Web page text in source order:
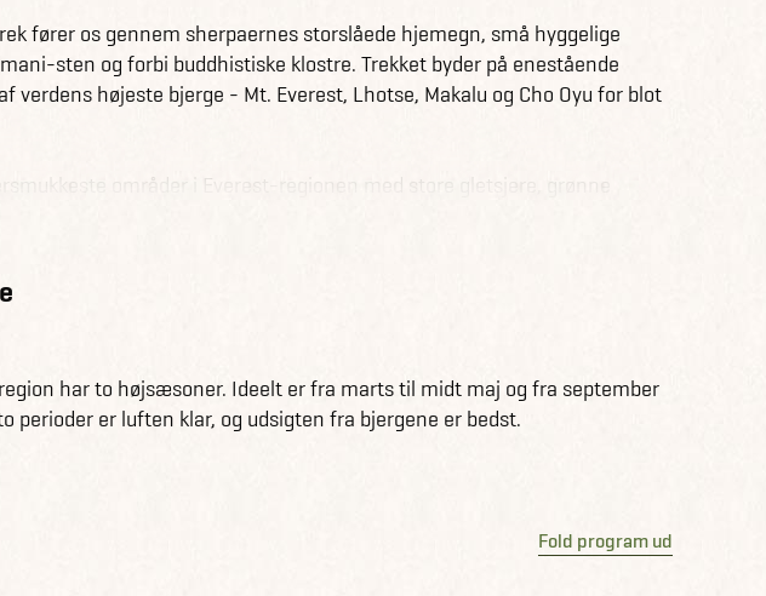
fører os gennem sherpaernes storslåede hjemegn, små hyggelige
sten og forbi buddhistiske klostre. Trekket byder på enestående
verdens højeste bjerge - Mt. Everest, Lhotse, Makalu og Cho Oyu for blot
områder i Everest-regionen med store gletsjere, grønne
til en lang række Himalaya-giganter.
også tid til at opleve Nepals hovedstad Kathmandu med de smalle
stupaer og livlige markeder.
dansk rejseleder, se den her
har to højsæsoner. Ideelt er fra marts til midt maj og fra september
perioder er luften klar, og udsigten fra bjergene er bedst.
Fold program ud